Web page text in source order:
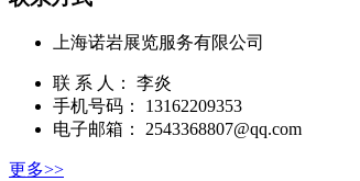
上海诺岩展览服务有限公司
联 系 人： 李炎
手机号码： 13162209353
电子邮箱： 2543368807@qq.com
更多>>